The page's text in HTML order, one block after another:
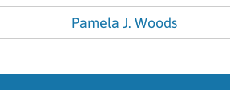
Pamela J. Woods